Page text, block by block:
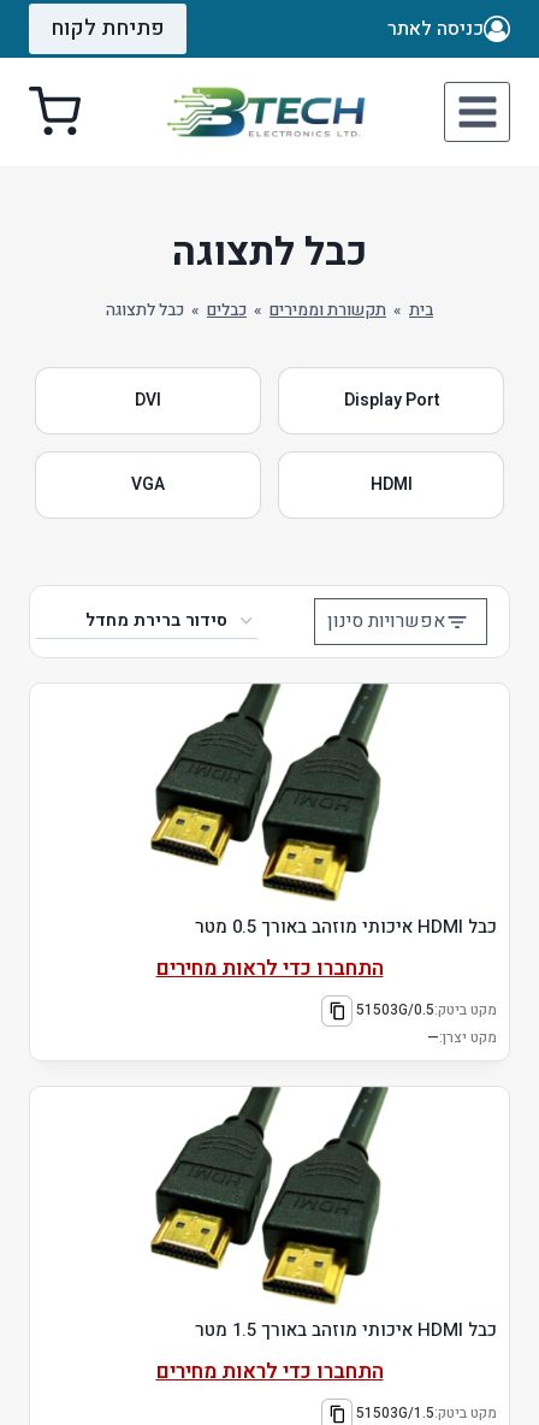
Skip
כניסה לאתר פתיחת לקוח
כבל לתצוגה
בית » תקשורת וממירים » כבלים » כבל לתצוגה
Display Port
DVI
HDMI
VGA
אפשרויות סינון
כבל HDMI איכותי מוזהב באורך 0.5 מטר
התחברו כדי לראות מחירים
מקט ביטק:51503G/0.5
מקט יצרן:—
כבל HDMI איכותי מוזהב באורך 1.5 מטר
התחברו כדי לראות מחירים
מקט ביטק:51503G/1.5